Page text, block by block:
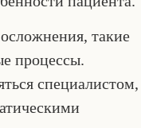
такие
процессы.
специалистом,